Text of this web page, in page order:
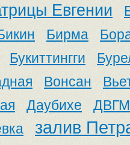
Евгении
Бирма
Букиттингги
Вонсан
Даубихе
залив